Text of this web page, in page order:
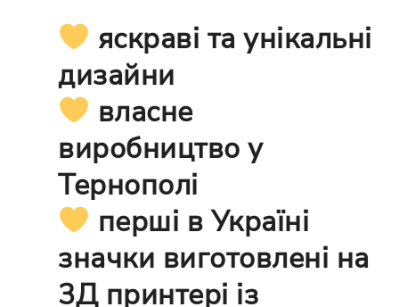
яскраві та унікальні
дизайни
власне
виробництво у
Тернополі
перші в Україні
значки виготовлені на
3Д принтері із